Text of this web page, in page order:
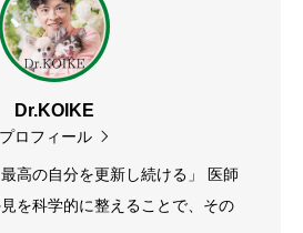
Dr.KOIKE
プロフィール
最高の自分を更新し続ける」 医師
を科学的に整えることで、その